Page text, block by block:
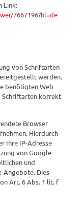
Link:
7667196?hl=de
von Schriftarten
werden.
benötigten Web
Schriftarten korrekt
Browser
Hierdurch
Ihre IP-Adresse
von Google
und
Angebote. Dies
Art. 6 Abs. 1 lit. f